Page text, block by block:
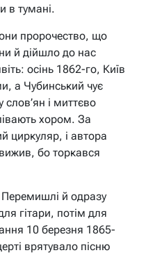
в тумані.
пророчество, що
й дійшло до нас
осінь 1862-го, Київ
а Чубинський чує
слов’ян і миттєво
хором. За
циркуляр, і автора
бо торкався
Перемишлі й одразу
гітари, потім для
10 березня 1865-
врятувало пісню